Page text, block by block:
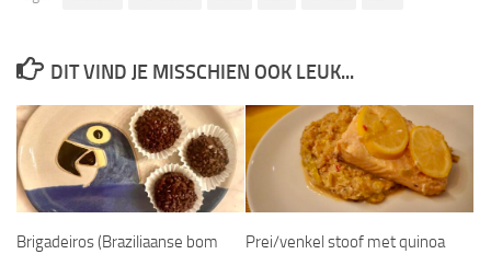
DIT VIND JE MISSCHIEN OOK LEUK...
Brigadeiros (Braziliaanse bom
Prei/venkel stoof met quinoa